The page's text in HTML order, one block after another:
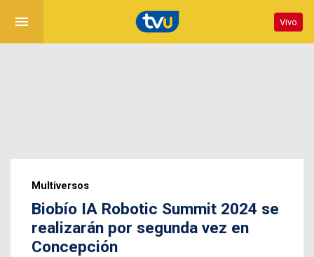
menu Vivo
Multiversos
Biobío IA Robotic Summit 2024 se
realizarán por segunda vez en
Concepción